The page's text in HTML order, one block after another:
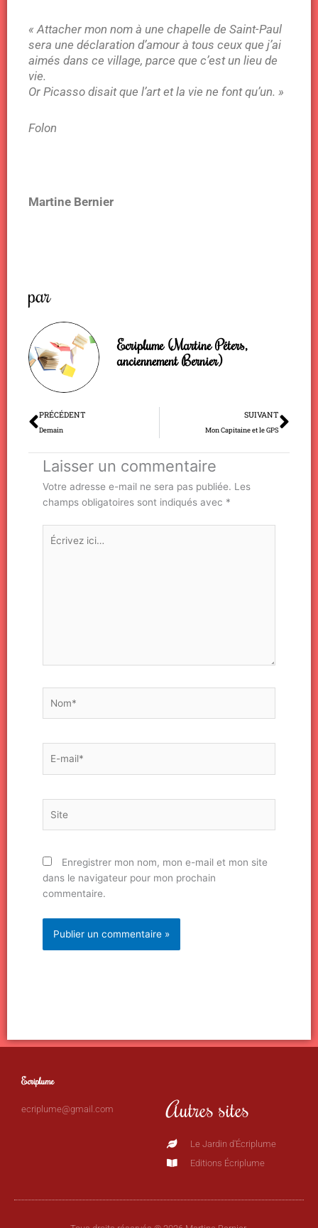
« Attacher mon nom à une chapelle de Saint-Paul
sera une déclaration d’amour à tous ceux que j’ai
aimés dans ce village, parce que c’est un lieu de
vie.
Or Picasso disait que l’art et la vie ne font qu’un. »
Folon
Martine Bernier
par
Ecriplume (Martine Péters,
anciennement Bernier)
Précédent
PRÉCÉDENT
Demain
SUIVANT
Mon Capitaine et le GPS
Laisser un commentaire
Votre adresse e-mail ne sera pas publiée. Les
champs obligatoires sont indiqués avec *
Écrivez
ici…
mail*
Enregistrer mon nom, mon e-mail et mon site
dans le navigateur pour mon prochain
commentaire.
Ecriplume
ecriplume@gmail.com Autres sites
Le Jardin d'Écriplume
Editions Écriplume